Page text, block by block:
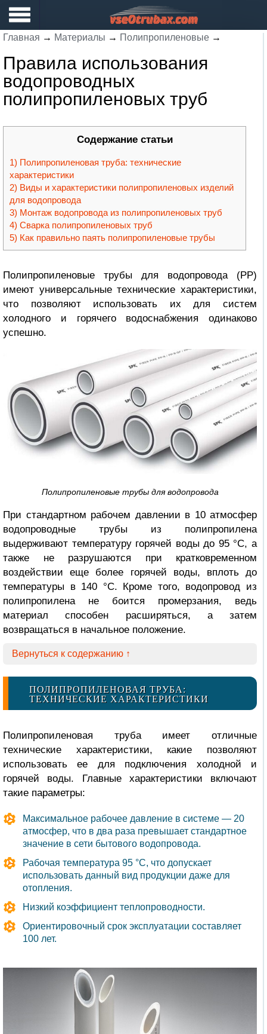
Главная → Материалы → Полипропиленовые →
Правила использования
водопроводных
полипропиленовых труб
Содержание статьи
Полипропиленовая труба: технические
характеристики
Виды и характеристики полипропиленовых изделий
для водопровода
Монтаж водопровода из полипропиленовых труб
Сварка полипропиленовых труб
Как правильно паять полипропиленовые трубы
Полипропиленовые трубы для водопровода (PP)
имеют универсальные технические характеристики,
что позволяют использовать их для систем
холодного и горячего водоснабжения одинаково
успешно.
Полипропиленовые трубы для водопровода
При стандартном рабочем давлении в 10 атмосфер
водопроводные трубы из полипропилена
выдерживают температуру горячей воды до 95 °С, а
также не разрушаются при кратковременном
воздействии еще более горячей воды, вплоть до
температуры в 140 °С. Кроме того, водопровод из
полипропилена не боится промерзания, ведь
материал способен расширяться, а затем
возвращаться в начальное положение.
Вернуться к содержанию ↑
ПОЛИПРОПИЛЕНОВАЯ ТРУБА:
ТЕХНИЧЕСКИЕ ХАРАКТЕРИСТИКИ
Полипропиленовая труба имеет отличные
технические характеристики, какие позволяют
использовать ее для подключения холодной и
горячей воды. Главные характеристики включают
такие параметры:
Максимальное рабочее давление в системе — 20
атмосфер, что в два раза превышает стандартное
значение в сети бытового водопровода.
Рабочая температура 95 °С, что допускает
использовать данный вид продукции даже для
отопления.
Низкий коэффициент теплопроводности.
Ориентировочный срок эксплуатации составляет
100 лет.